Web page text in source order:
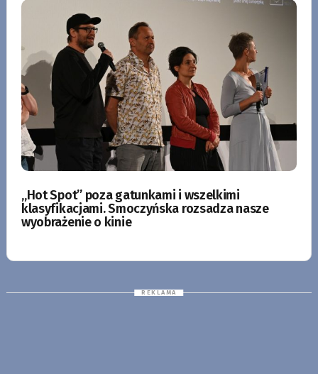
„Hot Spot” poza gatunkami i wszelkimi
klasyfikacjami. Smoczyńska rozsadza nasze
wyobrażenie o kinie